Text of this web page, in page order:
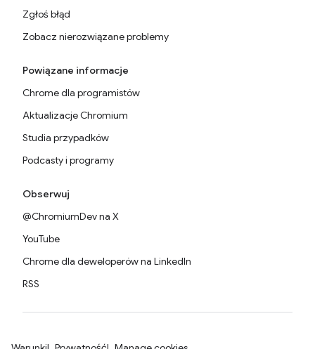
Zgłoś błąd
Zobacz nierozwiązane problemy
Powiązane informacje
Chrome dla programistów
Aktualizacje Chromium
Studia przypadków
Podcasty i programy
Obserwuj
@ChromiumDev na X
YouTube
Chrome dla deweloperów na LinkedIn
RSS